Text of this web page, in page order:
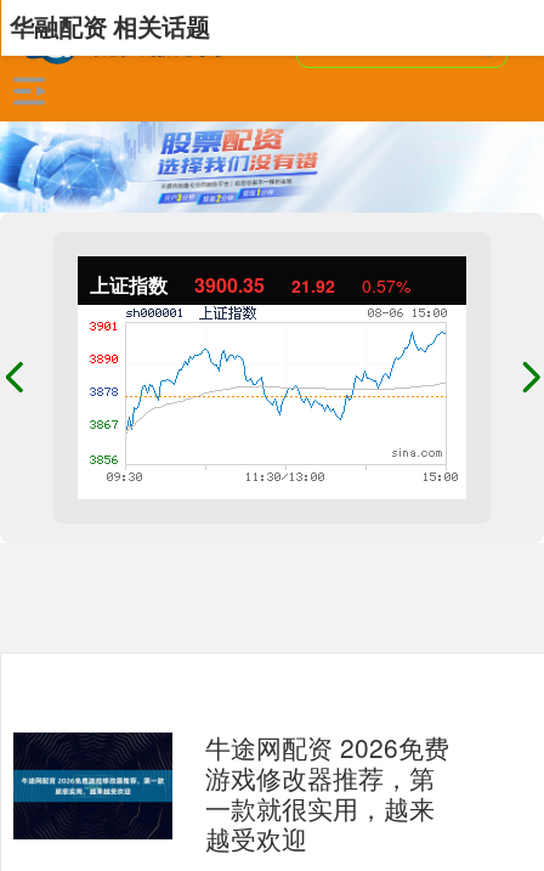
上证指数 3900.35 21.92 0.57%
华融配资 相关话题
牛途网配资 2026免费
游戏修改器推荐，第
一款就很实用，越来
越受欢迎